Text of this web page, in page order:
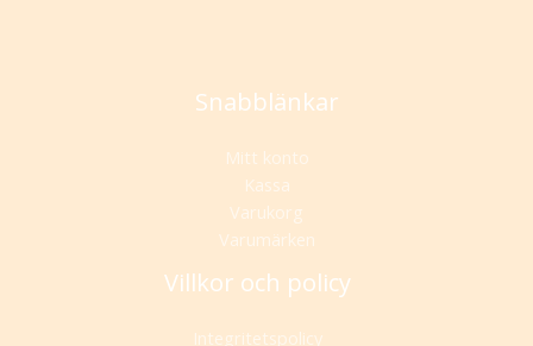
Snabblänkar
Mitt konto
Kassa
Varukorg
Varumärken
Villkor och policy
Integritetspolicy